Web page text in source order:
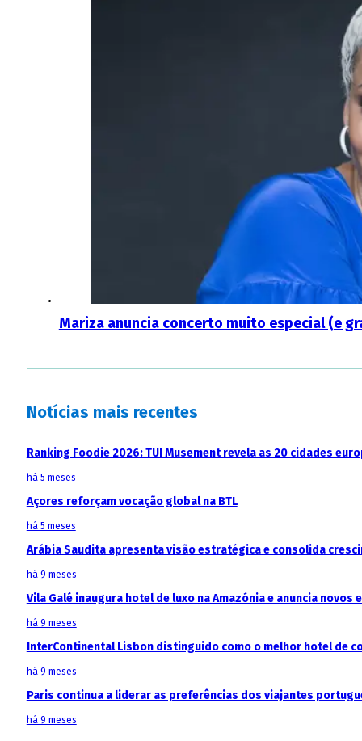
Mariza anuncia concerto muito especial (e
Notícias mais recentes
Ranking Foodie 2026: TUI Musement revela as 20 cidades
há 5 meses
Açores reforçam vocação global na BTL
há 5 meses
Arábia Saudita apresenta visão estratégica e consolida
há 9 meses
Vila Galé inaugura hotel de luxo na Amazónia e anuncia
há 9 meses
InterContinental Lisbon distinguido como o melhor hotel de
há 9 meses
Paris continua a liderar as preferências dos viajantes
há 9 meses